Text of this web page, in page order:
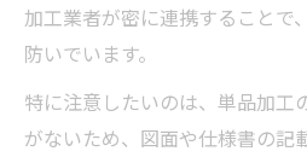
加工業者が密に連携することで
防いでいます。
特に注意したいのは、単品加工
がないため、図面や仕様書の記